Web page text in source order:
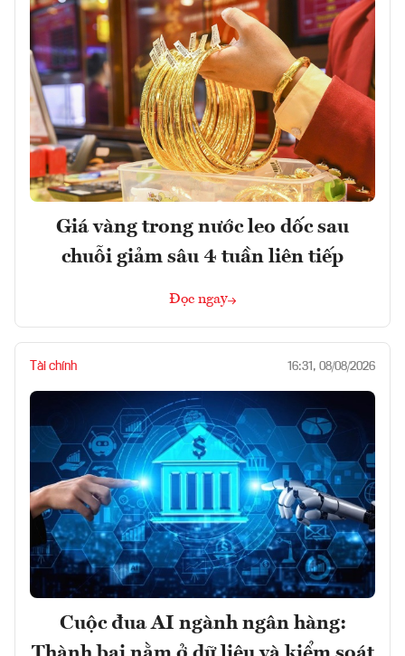
Giá vàng trong nước leo dốc sau
chuỗi giảm sâu 4 tuần liên tiếp
Đọc ngay
Tài chính 16:31, 08/08/2026
Cuộc đua AI ngành ngân hàng: